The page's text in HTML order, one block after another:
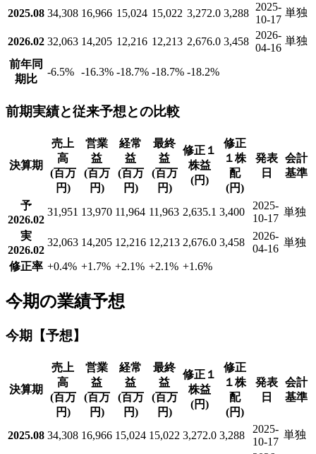
2025.08 34,308 16,966 15,024 15,022 3,272.0 3,288
2025-
10-17
単独
2026.02 32,063 14,205 12,216 12,213 2,676.0 3,458
2026-
04-16
単独
前年同
期比
-6.5% -16.3% -18.7% -18.7% -18.2%
前期実績と従来予想との比較
決算期
売上
高
(百万
円)
営業
益
(百万
円)
経常
益
(百万
円)
最終
益
(百万
円)
修正１
株益
(円)
修正
１株
配
(円)
発表
日
会計
基準
予
2026.02
31,951 13,970 11,964 11,963 2,635.1 3,400
2025-
10-17
単独
実
2026.02
32,063 14,205 12,216 12,213 2,676.0 3,458
2026-
04-16
単独
修正率 +0.4% +1.7% +2.1% +2.1% +1.6%
今期の業績予想
今期【予想】
決算期
売上
高
(百万
円)
営業
益
(百万
円)
経常
益
(百万
円)
最終
益
(百万
円)
修正１
株益
(円)
修正
１株
配
(円)
発表
日
会計
基準
2025.08 34,308 16,966 15,024 15,022 3,272.0 3,288
2025-
10-17
単独